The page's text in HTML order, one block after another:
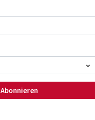
Abonnieren